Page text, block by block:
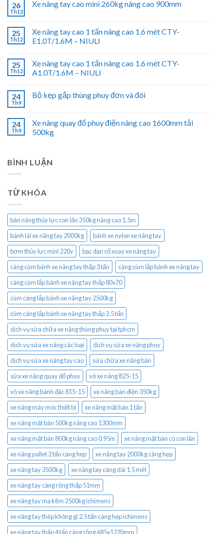
26
Th12
Xe nâng tay cao mini 260kg nâng cao 900mm
25
Th12
Xe nâng tay cao 1 tấn nâng cao 1.6 mét CTY-
E1.0T/1.6M – NIULI
25
Th12
Xe nâng tay cao 1 tấn nâng cao 1.6 mét CTY-
A1.0T/1.6M – NIULI
24
Th9
Bộ kẹp gắp thùng phuy đơn và đôi
24
Th9
Xe nâng quay đổ phuy điện nâng cao 1600mm tải
500kg
BÌNH LUẬN
TỪ KHÓA
bàn nâng thủy lực con lăn 350kg nâng cao 1.5m
bánh lái xe nâng tay 2000kg
bánh xe nylon xe nâng tay
bơm thủy lực mini 220v
bạc đạn cổ xoay xe nâng tay
càng cùm bánh xe nâng tay thấp 3 tấn
càng cùm lắp bánh xe nâng tay
càng cùm lắp bánh xe nâng tay thấp 80x70
cùm càng lắp bánh xe nâng tay 2500kg
cùm càng lắp bánh xe nâng tay thấp 2.5 tấn
dịch vụ sửa chữa xe nâng thùng phuy tại tphcm
dịch vụ sửa xe nâng các loại
dịch vụ sửa xe nâng phuy
dịch vụ sửa xe nâng tay cao
sửa chữa xe nâng bàn
sửa xe nâng quay đổ phuy
vỏ xe nâng 825-15
vỏ xe nâng bánh đặc 815-15
xe nâng bàn điện 350kg
xe nâng máy móc thiết bị
xe nâng mặt bàn 1 tấn
xe nâng mặt bàn 500kg nâng cao 1300mm
xe nâng mặt bàn 800kg nâng cao 0.95m
xe nâng mặt bàn có con lăn
xe nâng pallet 2 tấn càng hẹp
xe nâng tay 2000kg càng hẹp
xe nâng tay 3500kg
xe nâng tay càng dài 1.5 mét
xe nâng tay càng rộng thấp 51mm
xe nâng tay mạ kẽm 2500kg ichimens
xe nâng tay thép không gỉ 2.5 tấn càng hẹp ichimens
xe nâng tay thấp 4 tấn càng rộng 685x1220mm